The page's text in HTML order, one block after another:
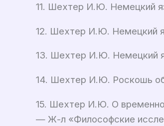
11. Шехтер И.Ю. Немецкий
12. Шехтер И.Ю. Немецкий
13. Шехтер И.Ю. Немецкий
14. Шехтер И.Ю. Роскошь
15. Шехтер И.Ю. О
— Ж-л «Философские